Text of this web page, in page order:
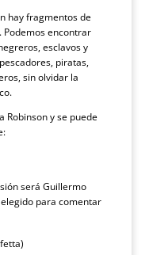
hay fragmentos de
Podemos encontrar
esclavos y
piratas,
sin olvidar la
Robinson y se puede
será Guillermo
para comentar